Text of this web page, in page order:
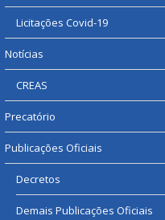
Licitações Covid-19
Notícias
CREAS
Precatório
Publicações Oficiais
Decretos
Demais Publicações Oficiais